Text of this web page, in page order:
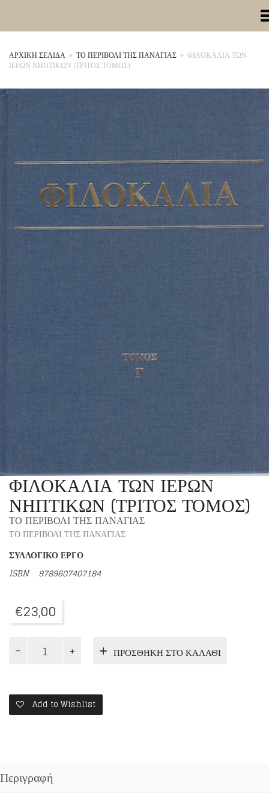
Toggle
ΑΡΧΙΚΉ ΣΕΛΊΔΑ » ΤΟ ΠΕΡΙΒΟΛΙ ΤΗΣ ΠΑΝΑΓΙΑΣ » ΦΙΛΟΚΑΛΙΑ ΤΩΝ
ΙΕΡΩΝ ΝΗΠΤΙΚΩΝ (ΤΡΙΤΟΣ ΤΟΜΟΣ)
+
ΦΙΛΟΚΑΛΙΑ ΤΩΝ ΙΕΡΩΝ
ΝΗΠΤΙΚΩΝ (ΤΡΙΤΟΣ ΤΟΜΟΣ)
ΤΟ ΠΕΡΙΒΟΛΙ ΤΗΣ ΠΑΝΑΓΙΑΣ
ΤΟ ΠΕΡΙΒΟΛΙ ΤΗΣ ΠΑΝΑΓΙΑΣ
ΣΥΛΛΟΓΙΚΟ ΕΡΓΟ
ISBN 9789607407184
€23,00
ΤΩΝ
(ΤΡΙΤΟΣ
ΤΟΜΟΣ)
ποσότητα
ΠΡΟΣΘΉΚΗ ΣΤΟ ΚΑΛΆΘΙ
Add to Wishlist
Περιγραφή